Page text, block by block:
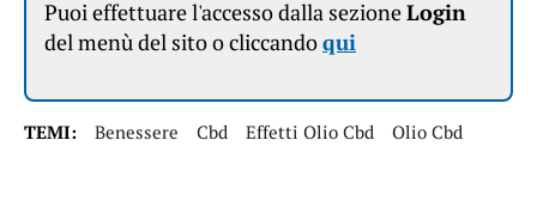
Puoi effettuare l'accesso dalla sezioneLogin
del menù del sito o cliccandoqui
TEMI: Benessere Cbd Effetti Olio Cbd Olio Cbd